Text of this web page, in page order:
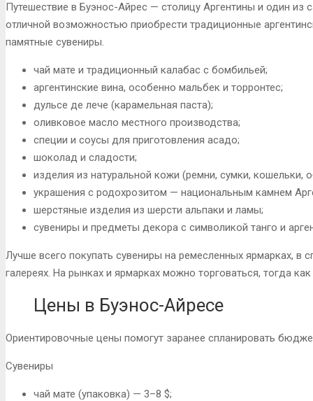
Путешествие в Буэнос-Айрес — столицу Аргентины и один
отличной возможностью приобрести традиционные
памятные сувениры.
чай мате и традиционный калабас с бомбильей;
аргентинские вина, особенно мальбек и торронтес;
дульсе де лече (карамельная паста);
оливковое масло местного производства;
специи и соусы для приготовления асадо;
шоколад и сладости;
изделия из натуральной кожи (ремни, сумки, кошельки,
украшения с родохрозитом — национальным камнем
шерстяные изделия из шерсти альпаки и ламы;
сувениры и предметы декора с символикой танго и
Лучше всего покупать сувениры на ремесленных ярмарках, в
галереях. На рынках и ярмарках можно торговаться, тогда
Цены в Буэнос-Айресе
Ориентировочные цены помогут заранее спланировать
Сувениры
чай мате (упаковка) — 3–8 $;